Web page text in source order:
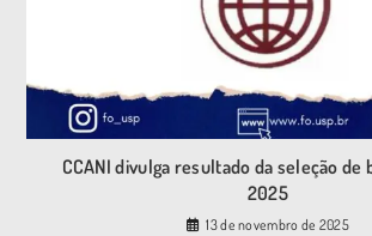
CCANI divulga resultado da seleção de
2025
13 de novembro de 2025